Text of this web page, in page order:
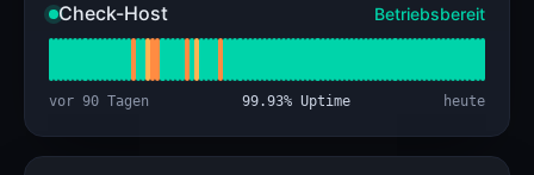
Check-Host Betriebsbereit
vor 90 Tagen 99.93% Uptime heute